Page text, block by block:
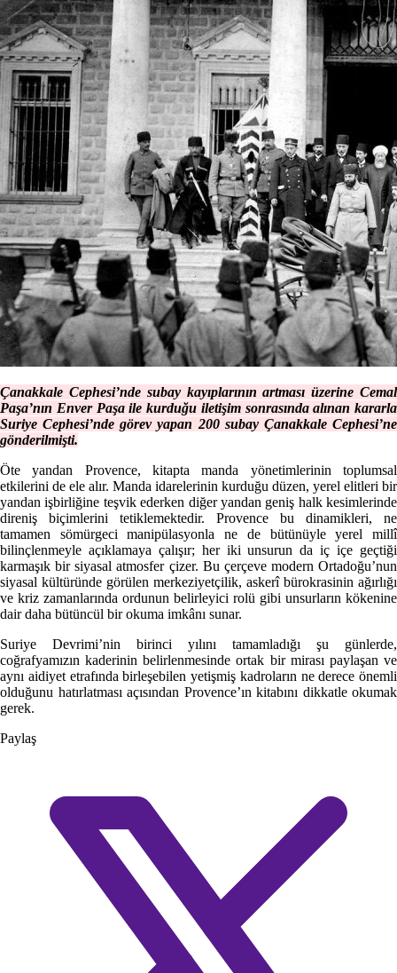
Çanakkale Cephesi’nde subay kayıplarının artması üzerine Cemal
Paşa’nın Enver Paşa ile kurduğu iletişim sonrasında alınan kararla
Suriye Cephesi’nde görev yapan 200 subay Çanakkale Cephesi’ne
gönderilmişti.
Öte yandan Provence, kitapta manda yönetimlerinin toplumsal
etkilerini de ele alır. Manda idarelerinin kurduğu düzen, yerel elitleri bir
yandan işbirliğine teşvik ederken diğer yandan geniş halk kesimlerinde
direniş biçimlerini tetiklemektedir. Provence bu dinamikleri, ne
tamamen sömürgeci manipülasyonla ne de bütünüyle yerel millî
bilinçlenmeyle açıklamaya çalışır; her iki unsurun da iç içe geçtiği
karmaşık bir siyasal atmosfer çizer. Bu çerçeve modern Ortadoğu’nun
siyasal kültüründe görülen merkeziyetçilik, askerî bürokrasinin ağırlığı
ve kriz zamanlarında ordunun belirleyici rolü gibi unsurların kökenine
dair daha bütüncül bir okuma imkânı sunar.
Suriye Devrimi’nin birinci yılını tamamladığı şu günlerde,
coğrafyamızın kaderinin belirlenmesinde ortak bir mirası paylaşan ve
aynı aidiyet etrafında birleşebilen yetişmiş kadroların ne derece önemli
olduğunu hatırlatması açısından Provence’ın kitabını dikkatle okumak
gerek.
Paylaş